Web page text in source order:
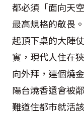
都必須「面向天
最高規格的敬畏
起頂下桌的大陣
實，現代人住在
向外拜，連個燒
陽台燒香還會被
難道住都市就活